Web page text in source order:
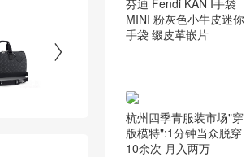

芬迪 Fendi KAN I手袋
MINI 粉灰色小牛皮迷你
手袋 缀皮革嵌片
杭州四季青服装市场"穿
版模特":1分钟当众脱穿
10余次 月入两万